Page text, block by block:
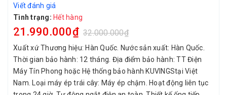
Viết đánh giá
Tình trạng: Hết hàng
21.990.000₫ 32.000.000₫
Xuất xứ Thương hiệu: Hàn Quốc. Nước sản xuất: Hàn Quốc.
Thời gian bảo hành: 12 tháng. Địa điểm bảo hành: TT Điện
Máy Tín Phong hoặc Hệ thống bảo hành KUVINGStại Việt
Nam. Loại máy ép trái cây: Máy ép chậm. Hoạt động liên tục